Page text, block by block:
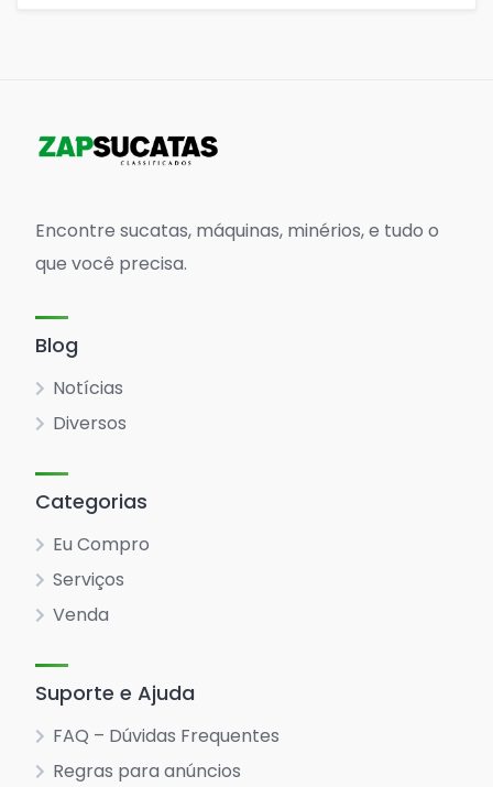
Encontre sucatas, máquinas, minérios, e tudo o
que você precisa.
Blog
Notícias
Diversos
Categorias
Eu Compro
Serviços
Venda
Suporte e Ajuda
FAQ – Dúvidas Frequentes
Regras para anúncios